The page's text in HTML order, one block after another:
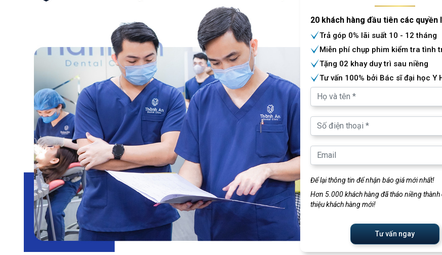
20 khách hàng đầu tiên các quyền
Trả góp 0% lãi suất 10 - 12 tháng
Miễn phí chụp phim kiểm tra tình
Tặng 02 khay duy trì sau niềng
Tư vấn 100% bởi Bác sĩ đại học Y
Để lại thông tin để nhận báo giá mới nhất!
Hơn 5.000 khách hàng đã tháo niềng
thiệu khách hàng mới!
Tư vấn ngay